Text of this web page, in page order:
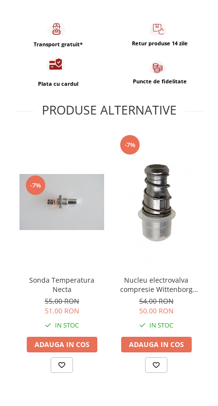
Transport gratuit* Retur produse 14 zile
Plata cu cardul Puncte de fidelitate
PRODUSE ALTERNATIVE
-7%
Sonda Temperatura
Necta
55,00 RON
51,00 RON
IN STOC
ADAUGA IN COS
-7%
Nucleu electrovalva
compresie Wittenborg
7100
54,00 RON
50,00 RON
IN STOC
ADAUGA IN COS